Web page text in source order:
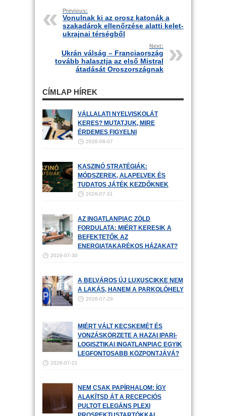
Previous:
Vonulnak ki az orosz katonák a
szakadárok ellenőrzése alatti kelet-
ukrajnai térségből
Next:
Ukrán válság – Franciaország
tovább halasztja az első Mistral
átadását Oroszországnak
CÍMLAP HÍREK
VÁLLALATI NYELVISKOLÁT
KERES? MUTATJUK, MIRE
ÉRDEMES FIGYELNI
2026-08-07
KASZINÓ STRATÉGIÁK:
MÓDSZEREK, ALAPELVEK ÉS
TUDATOS JÁTÉK KEZDŐKNEK
2026-07-31
AZ INGATLANPIAC ZÖLD
FORDULATA: MIÉRT KERESIK A
BEFEKTETŐK AZ
ENERGIATAKARÉKOS HÁZAKAT?
2026-07-30
A BELVÁROS ÚJ LUXUSCIKKE NEM
A LAKÁS, HANEM A PARKOLÓHELY
2026-07-29
MIÉRT VÁLT KECSKEMÉT ÉS
VONZÁSKÖRZETE A HAZAI IPARI-
LOGISZTIKAI INGATLANPIAC EGYIK
LEGFONTOSABB KÖZPONTJÁVÁ?
2026-07-21
NEM CSAK PAPÍRHALOM: ÍGY
ALAKÍTSD ÁT A RECEPCIÓS
PULTOT ELEGÁNS PLEXI